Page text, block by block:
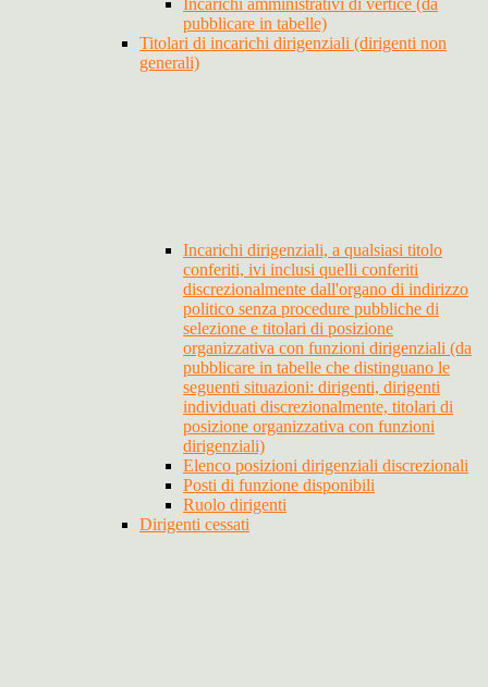
Incarichi amministrativi di vertice (da
pubblicare in tabelle)
Titolari di incarichi dirigenziali (dirigenti non
generali)
Incarichi dirigenziali, a qualsiasi titolo
conferiti, ivi inclusi quelli conferiti
discrezionalmente dall'organo di indirizzo
politico senza procedure pubbliche di
selezione e titolari di posizione
organizzativa con funzioni dirigenziali (da
pubblicare in tabelle che distinguano le
seguenti situazioni: dirigenti, dirigenti
individuati discrezionalmente, titolari di
posizione organizzativa con funzioni
dirigenziali)
Elenco posizioni dirigenziali discrezionali
Posti di funzione disponibili
Ruolo dirigenti
Dirigenti cessati